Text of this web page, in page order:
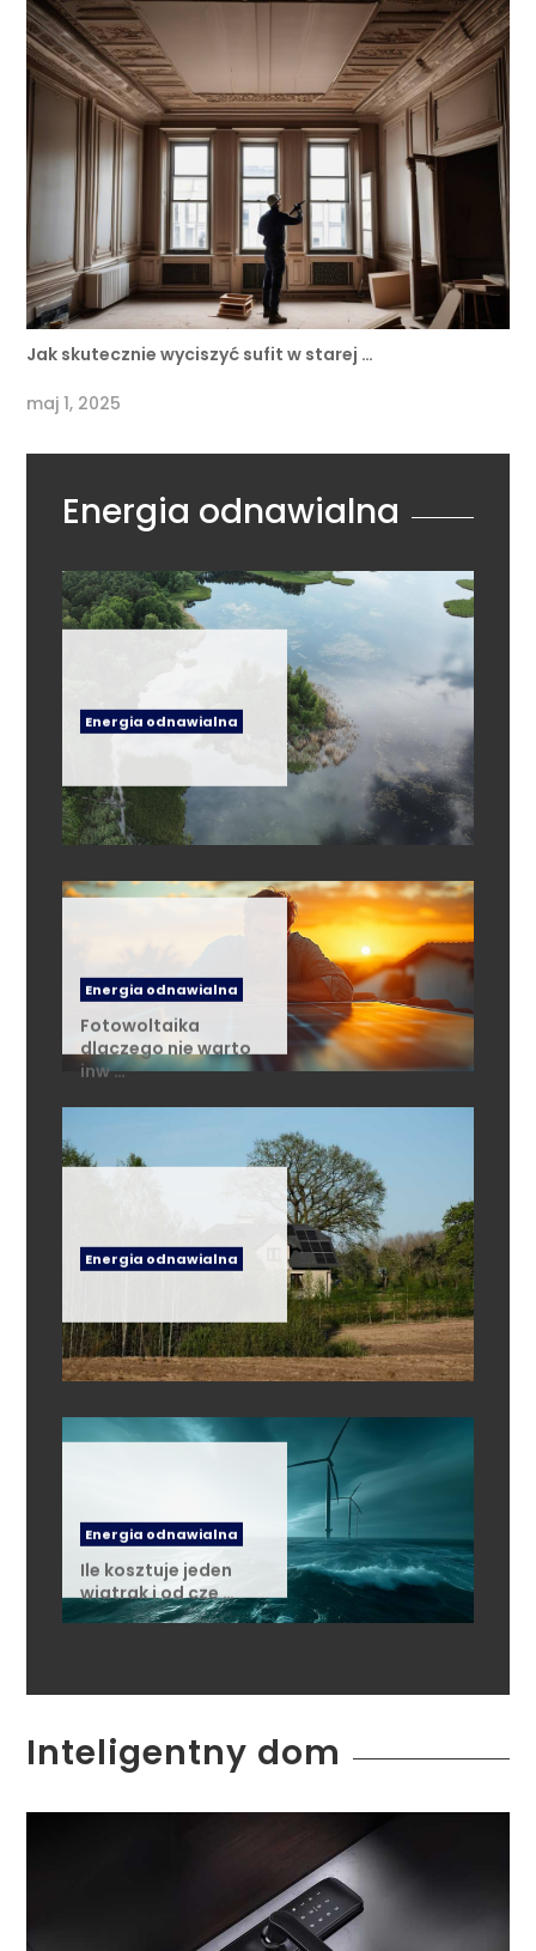
Jak skutecznie wyciszyć sufit w starej …
maj 1, 2025
Energia odnawialna
Energia odnawialna
Energia odnawialna
Fotowoltaika
dlaczego nie warto
inw …
Energia odnawialna
Energia odnawialna
Ile kosztuje jeden
wiatrak i od cze …
Inteligentny dom